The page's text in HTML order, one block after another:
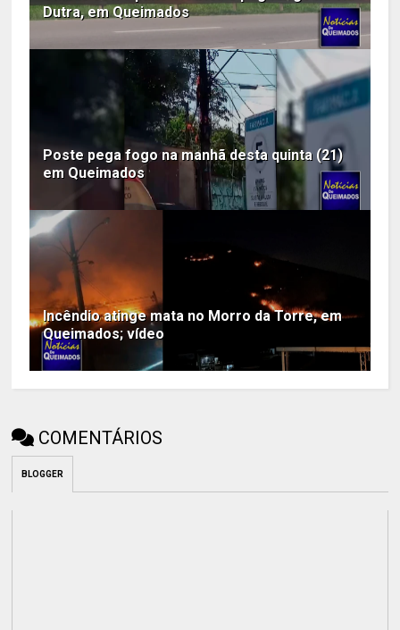
Dutra, em Queimados
Poste pega fogo na manhã desta quinta (21)
em Queimados
Incêndio atinge mata no Morro da Torre, em
Queimados; vídeo
COMENTÁRIOS
BLOGGER